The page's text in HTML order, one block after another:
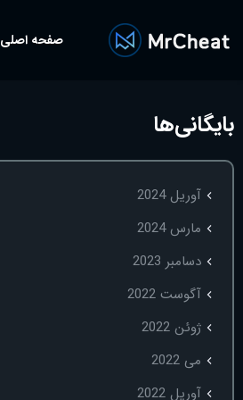
صفحه اصلی
بایگانی‌ها
آوریل 2024
مارس 2024
دسامبر 2023
آگوست 2022
ژوئن 2022
می 2022
آوریل 2022